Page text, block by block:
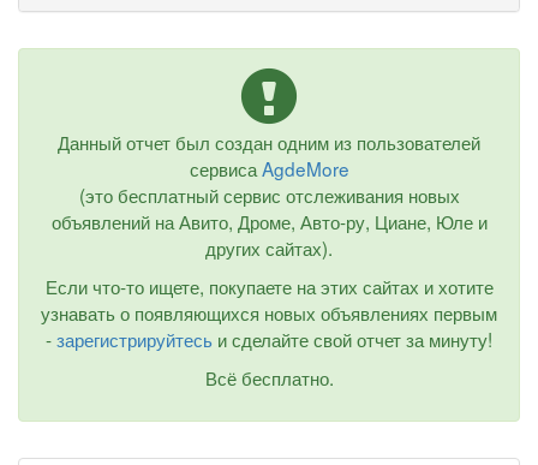
Данный отчет был создан одним из пользователей
сервисаAgdeMore
(это бесплатный сервис отслеживания новых
объявлений на Авито, Дроме, Авто-ру, Циане, Юле и
других сайтах).
Если что-то ищете, покупаете на этих сайтах и хотите
узнавать о появляющихся новых объявлениях первым
-зарегистрируйтесь и сделайте свой отчет за минуту!
Всё бесплатно.